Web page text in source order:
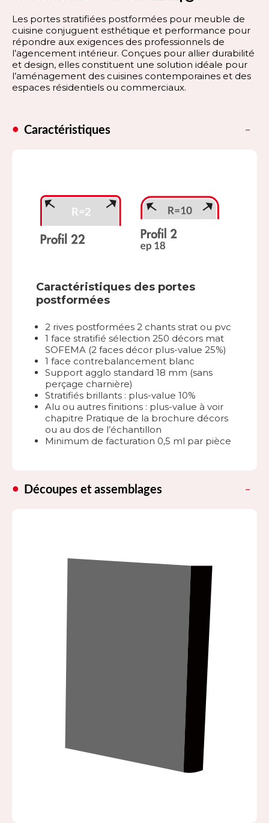
Les portes stratifiées postformées pour meuble de
cuisine conjuguent esthétique et performance pour
répondre aux exigences des professionnels de
l’agencement intérieur. Conçues pour allier durabilité
et design, elles constituent une solution idéale pour
l’aménagement des cuisines contemporaines et des
espaces résidentiels ou commerciaux.
Caractéristiques
Caractéristiques des portes
postformées
2 rives postformées 2 chants strat ou pvc
1 face stratifié sélection 250 décors mat
SOFEMA (2 faces décor plus-value 25%)
1 face contrebalancement blanc
Support agglo standard 18 mm (sans
perçage charnière)
Stratifiés brillants : plus-value 10%
Alu ou autres finitions : plus-value à voir
chapitre Pratique de la brochure décors
ou au dos de l’échantillon
Minimum de facturation 0,5 ml par pièce
Découpes et assemblages